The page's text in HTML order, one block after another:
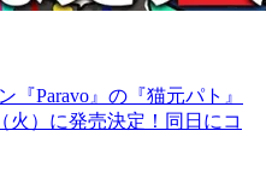
『Paravo』の『猫元パト』
火）に発売決定！同日にコ